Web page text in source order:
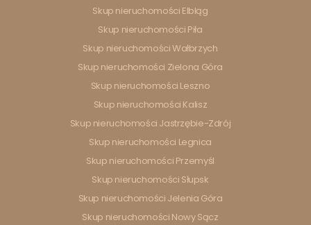
Skup nieruchomości Elbląg
Skup nieruchomości Piła
Skup nieruchomości Wałbrzych
Skup nieruchomości Zielona Góra
Skup nieruchomości Leszno
Skup nieruchomości Kalisz
Skup nieruchomości Jastrzębie-Zdrój
Skup nieruchomości Legnica
Skup nieruchomości Przemyśl
Skup nieruchomości Słupsk
Skup nieruchomości Jelenia Góra
Skup nieruchomości Nowy Sącz